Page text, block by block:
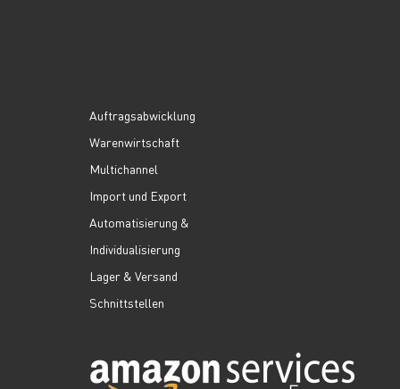
Auftragsabwicklung
Warenwirtschaft
Multichannel
Import und Export
Automatisierung &
Individualisierung
Lager & Versand
Schnittstellen